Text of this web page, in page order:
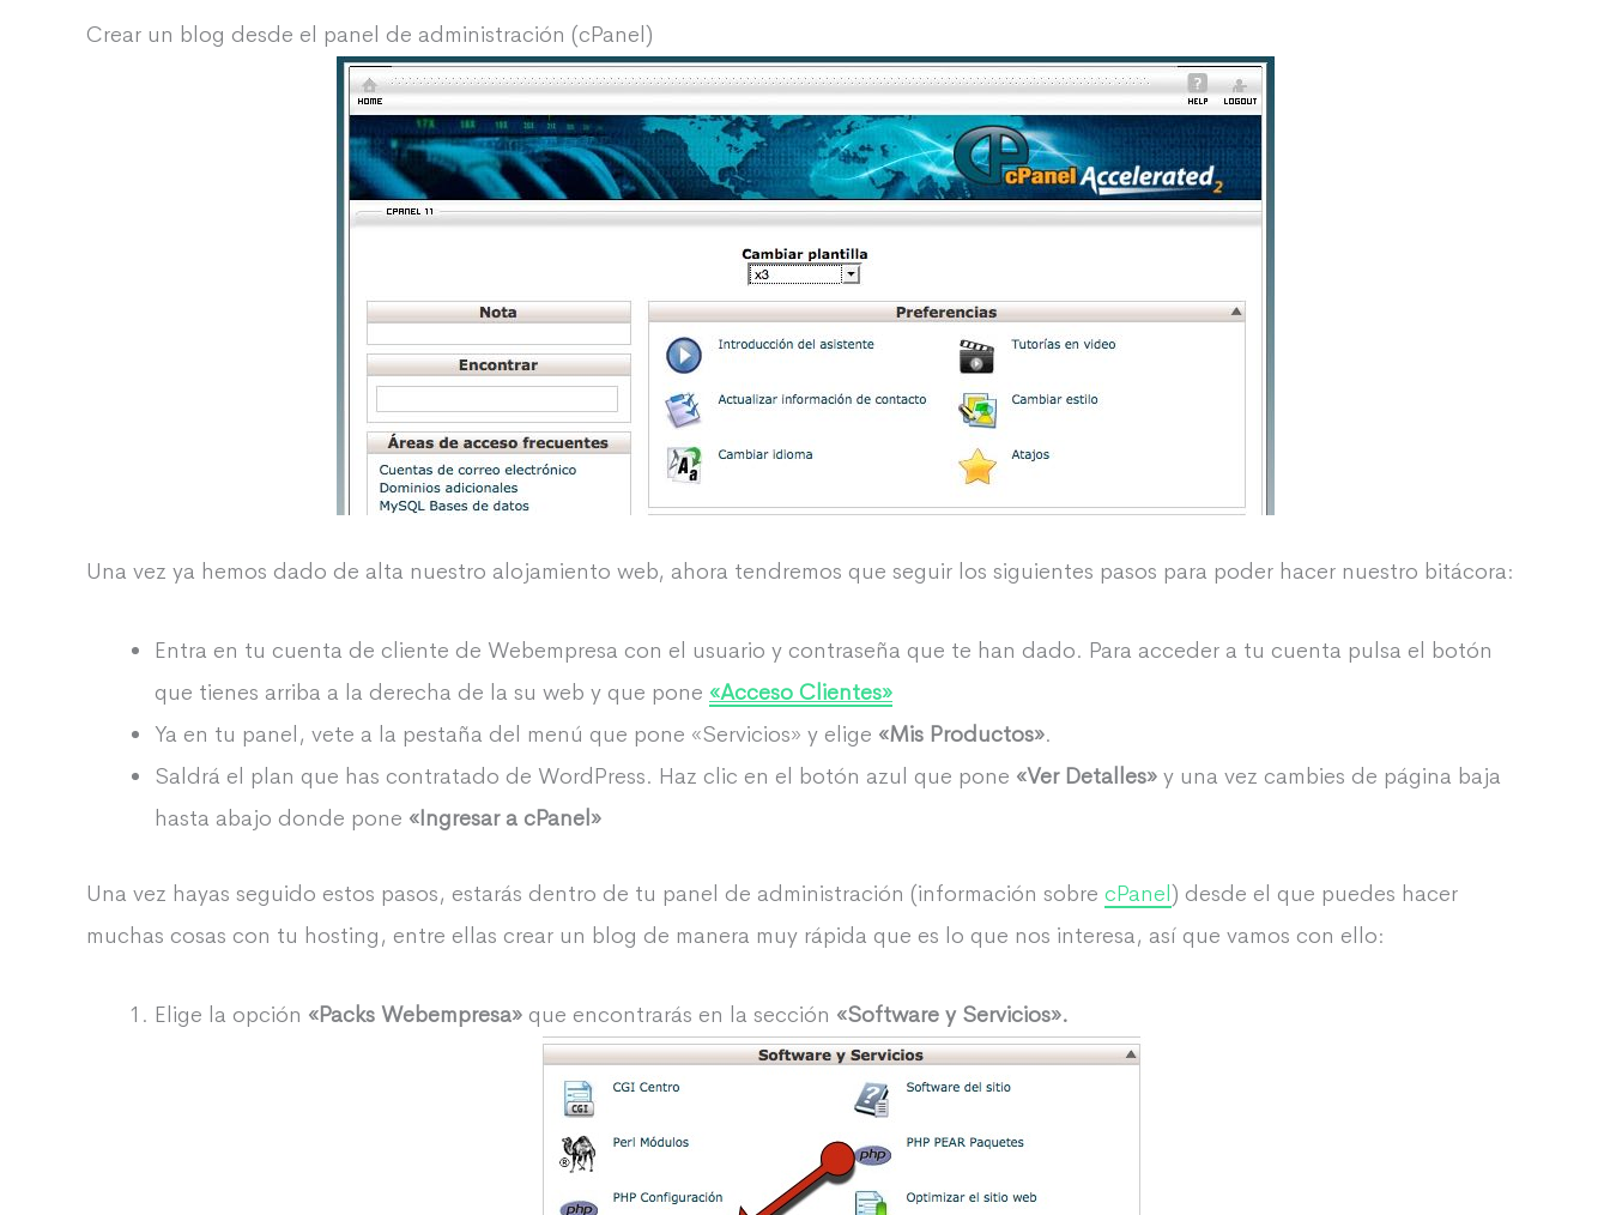
Crear un blog desde el panel de administración (cPanel)
Una vez ya hemos dado de alta nuestro alojamiento web, ahora tendremos que seguir los siguientes pasos para poder hacer nuestro bitácora:
Entra en tu cuenta de cliente de Webempresa con el usuario y contraseña que te han dado. Para acceder a tu cuenta pulsa el botón
que tienes arriba a la derecha de la su web y que pone «Acceso Clientes»
Ya en tu panel, vete a la pestaña del menú que pone «Servicios» y elige «Mis Productos».
Saldrá el plan que has contratado de WordPress. Haz clic en el botón azul que pone «Ver Detalles» y una vez cambies de página baja
hasta abajo donde pone «Ingresar a cPanel»
Una vez hayas seguido estos pasos, estarás dentro de tu panel de administración (información sobre cPanel) desde el que puedes hacer
muchas cosas con tu hosting, entre ellas crear un blog de manera muy rápida que es lo que nos interesa, así que vamos con ello:
Elige la opción «Packs Webempresa» que encontrarás en la sección «Software y Servicios».